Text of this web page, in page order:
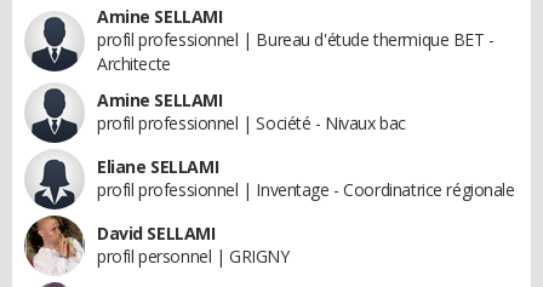
Amine SELLAMI
profil professionnel | Bureau d'étude thermique BET -
Architecte
Amine SELLAMI
profil professionnel | Société - Nivaux bac
Eliane SELLAMI
profil professionnel | Inventage - Coordinatrice régionale
David SELLAMI
profil personnel | GRIGNY